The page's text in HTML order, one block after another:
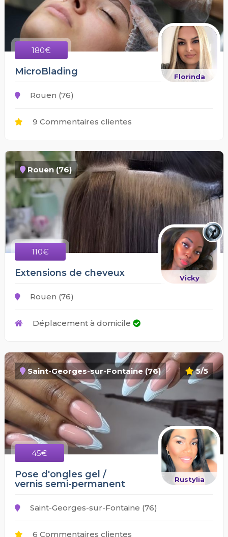
180€
Florinda
MicroBlading
Rouen (76)
9 Commentaires clientes
Rouen (76)
110€
Vicky
Extensions de cheveux
Rouen (76)
Déplacement à domicile
5/5
Saint-Georges-sur-Fontaine (76)
45€
Rustylia
Pose d'ongles gel /
vernis semi-permanent
Saint-Georges-sur-Fontaine (76)
6 Commentaires clientes